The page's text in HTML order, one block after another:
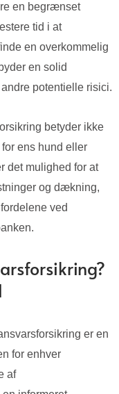
en begrænset
tid i at
en overkommelig
en solid
potentielle risici.
betyder ikke
ens hund eller
det mulighed for at
og dækning,
ved
er en
for enhver
af